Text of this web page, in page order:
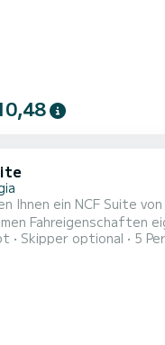
Ihnen ein NCF Suite
Fahreigenschaften eignet
Komfort und eine
Skipper optional 5